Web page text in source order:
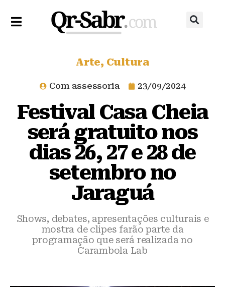
Arte, Cultura
Com assessoria 23/09/2024
Festival Casa Cheia
será gratuito nos
dias 26, 27 e 28 de
setembro no
Jaraguá
Shows, debates, apresentações culturais e
mostra de clipes farão parte da
programação que será realizada no
Carambola Lab